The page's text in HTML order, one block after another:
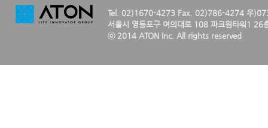
Tel. 02)1670-4273 Fax. 02)786-4274 우
서울시 영등포구 여의대로 108 파크원타워1 26
ⓒ 2014 ATON Inc. All rights reserved